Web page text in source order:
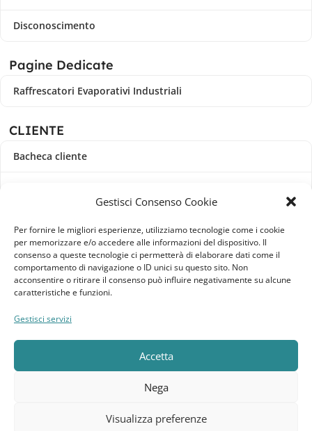
Gestisci Consenso Cookie
Per fornire le migliori esperienze, utilizziamo tecnologie come i cookie
per memorizzare e/o accedere alle informazioni del dispositivo. Il
consenso a queste tecnologie ci permetterà di elaborare dati come il
comportamento di navigazione o ID unici su questo sito. Non
acconsentire o ritirare il consenso può influire negativamente su alcune
caratteristiche e funzioni.
Gestisci servizi
Accetta
Nega
Visualizza preferenze
Disconoscimento
Pagine Dedicate
Raffrescatori Evaporativi Industriali
CLIENTE
Bacheca cliente
Indirizzi
Metodi di pagamento
Dettagli account
Lista dei desideri
Realizzato da